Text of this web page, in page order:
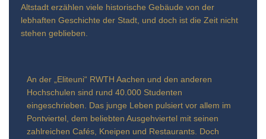
Altstadt erzählen viele historische Gebäude von der
lebhaften Geschichte der Stadt, und doch ist die Zeit nicht
stehen geblieben.
An der „Eliteuni“ RWTH Aachen und den anderen
Hochschulen sind rund 40.000 Studenten
eingeschrieben. Das junge Leben pulsiert vor allem im
Pontviertel, dem beliebten Ausgehviertel mit seinen
zahlreichen Cafés, Kneipen und Restaurants. Doch